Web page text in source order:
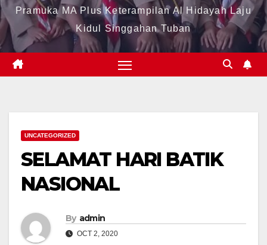
Pramuka MA Plus Keterampilan Al Hidayah Laju
Kidul Singgahan Tuban
UNCATEGORIZED
SELAMAT HARI BATIK
NASIONAL
By admin
OCT 2, 2020